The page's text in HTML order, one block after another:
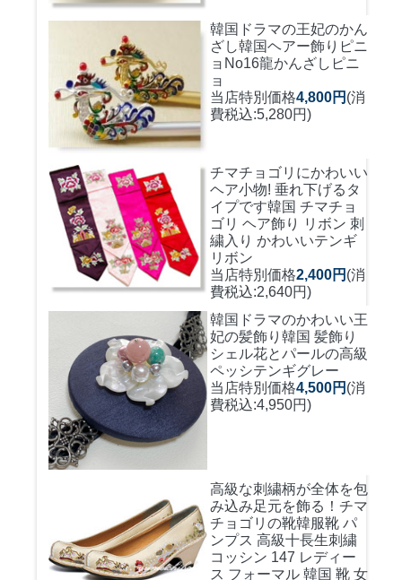
韓国ドラマの王妃のかん
ざし韓国ヘアー飾りピニ
ョNo16龍かんざしピニ
ョ
当店特別価格4,800円 (消
費税込:5,280円)
チマチョゴリにかわいい
ヘア小物! 垂れ下げるタ
イプです韓国 チマチョ
ゴリ ヘア飾り リボン 刺
繍入り かわいいテンギ
リボン
当店特別価格2,400円 (消
費税込:2,640円)
韓国ドラマのかわいい王
妃の髪飾り 韓国 髪飾り
シェル花とパールの高級
ペッシテンギグレー
当店特別価格4,500円 (消
費税込:4,950円)
高級な刺繍柄が全体を包
み込み足元を飾る！ チマ
チョゴリの靴韓服靴 パ
ンプス 高級十長生刺繍
コッシン 147 レディー
ス フォーマル 韓国 靴 女